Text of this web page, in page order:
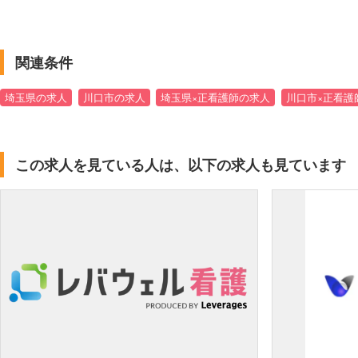
関連条件
埼玉県の求人 川口市の求人 埼玉県×正看護師の求人 川口市×正看護
この求人を見ている人は、以下の求人も見ています